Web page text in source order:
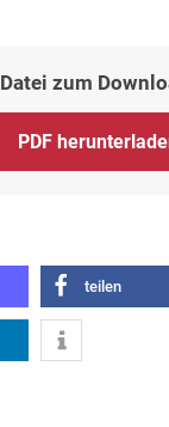
Datei zum
PDF
teilen